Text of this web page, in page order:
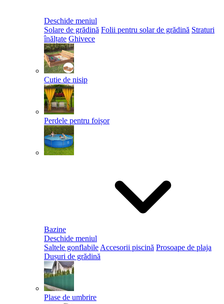
Deschide meniul
Solare de grădină Folii pentru solar de grădină Straturi
înălțate Ghivece
Cutie de nisip
Perdele pentru foișor
Bazine
Deschide meniul
Saltele gonflabile Accesorii piscină Prosoape de plaja
Dușuri de grădină
Plase de umbrire